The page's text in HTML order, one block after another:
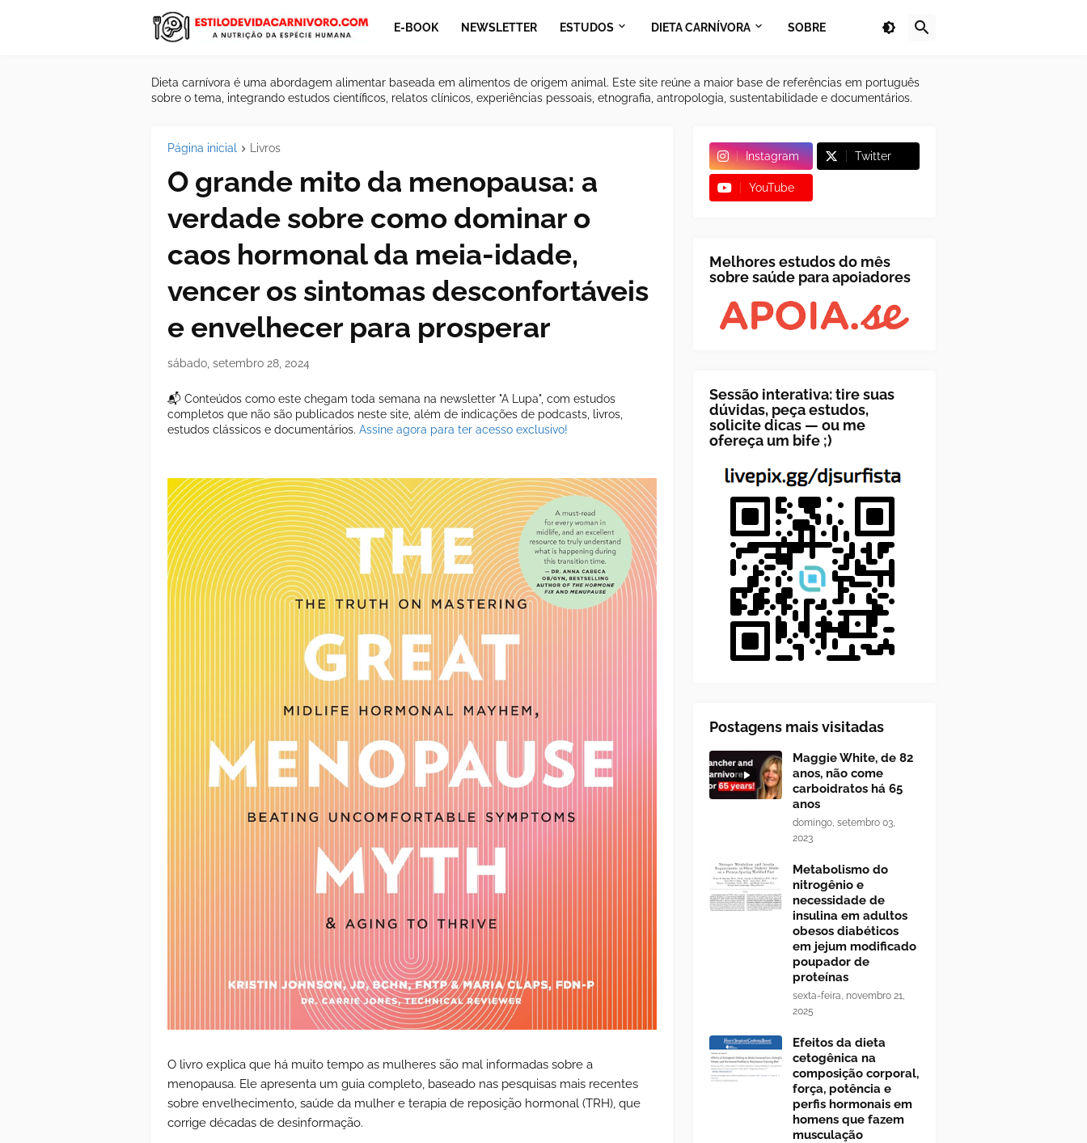
E-BOOK NEWSLETTER ESTUDOS DIETA CARNÍVORA SOBRE
Dieta carnívora é uma abordagem alimentar baseada em alimentos de origem animal. Este site reúne a maior base de referências em português
sobre o tema, integrando estudos científicos, relatos clínicos, experiências pessoais, etnografia, antropologia, sustentabilidade e documentários.
Página inicial Livros
O grande mito da menopausa: a
verdade sobre como dominar o
caos hormonal da meia-idade,
vencer os sintomas desconfortáveis ​​
e envelhecer para prosperar
sábado, setembro 28, 2024
📬 Conteúdos como este chegam toda semana na newsletter "A Lupa", com estudos
completos que não são publicados neste site, além de indicações de podcasts, livros,
estudos clássicos e documentários. Assine agora para ter acesso exclusivo!
O livro explica que há muito tempo as mulheres são mal informadas sobre a
menopausa. Ele apresenta um guia completo, baseado nas pesquisas mais recentes
sobre envelhecimento, saúde da mulher e terapia de reposição hormonal (TRH), que
corrige décadas de desinformação.
Instagram Twitter
YouTube
Melhores estudos do mês
sobre saúde para apoiadores
Sessão interativa: tire suas
dúvidas, peça estudos,
solicite dicas — ou me
ofereça um bife ;)
Postagens mais visitadas
Maggie White, de 82
anos, não come
carboidratos há 65
anos
domingo, setembro 03,
2023
Metabolismo do
nitrogênio e
necessidade de
insulina em adultos
obesos diabéticos
em jejum modificado
poupador de
proteínas
sexta-feira, novembro 21,
2025
Efeitos da dieta
cetogênica na
composição corporal,
força, potência e
perfis hormonais em
homens que fazem
musculação